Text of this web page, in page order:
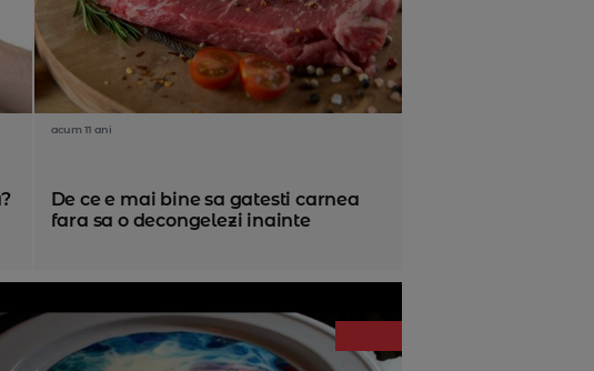
acum 11 ani
De ce e mai bine sa gatesti carnea
fara sa o decongelezi inainte